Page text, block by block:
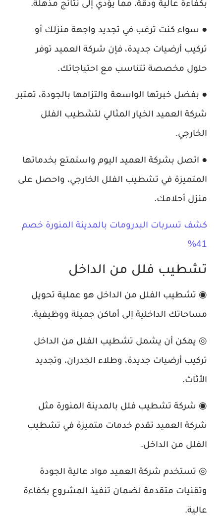
بكفاءة عالية ودقة، مما يؤدي إلى نتائج مذهلة.
● سواء كنت ترغب في تجديد واجهة منزلك أو
تركيب أرضيات جديدة، فإن شركة العميد توفر
حلول مخصصة تتناسب مع احتياجاتك.
● بفضل خبرتها الواسعة والتزامها بالجودة، تعتبر
شركة العميد الخيار المثالي لتشطيب الفلل
الخارجي.
● اتصل بشركة العميد اليوم واستمتع بخدماتها
المتميزة في تشطيب الفلل الخارجي، واحصل على
منزل أحلامك.
كشف تسربات البدرومات بالمدينة المنورة خصم
41%
تشطيب فلل من الداخل
◉ تشطيب الفلل من الداخل هو عملية تحويل
مساحاتك الداخلية إلى أماكن جميلة ووظيفية.
◎ يمكن أن يشمل تشطيب الفلل من الداخل
تركيب أرضيات جديدة، وطلاء الجدران، وتجديد
الأثاث.
◉ شركة تشطيب فلل بالمدينة المنورة مثل
شركة العميد تقدم خدمات متميزة في تشطيب
الفلل من الداخل.
◎ تستخدم شركة العميد مواد عالية الجودة
وتقنيات متقدمة لضمان تنفيذ المشروع بكفاءة
عالية.